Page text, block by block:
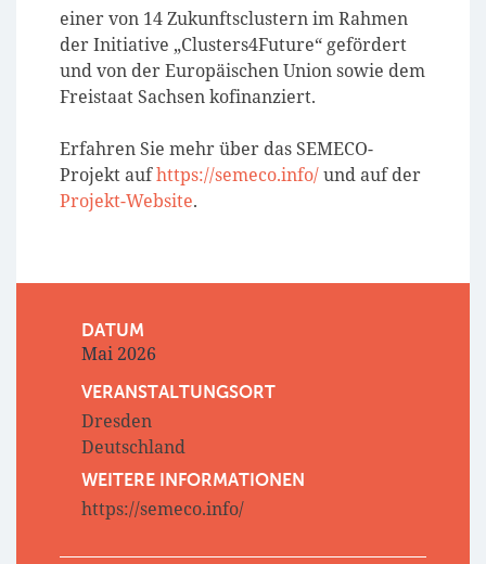
einer von 14 Zukunftsclustern im Rahmen
der Initiative „Clusters4Future“ gefördert
und von der Europäischen Union sowie dem
Freistaat Sachsen kofinanziert.
Erfahren Sie mehr über das SEMECO-
Projekt aufhttps://semeco.info/und auf der
Projekt-Website.
DATUM
Mai 2026
VERANSTALTUNGSORT
Dresden
Deutschland
WEITERE INFORMATIONEN
https://semeco.info/